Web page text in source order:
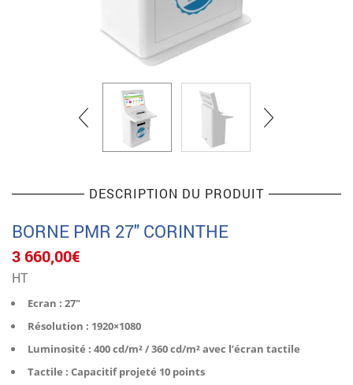
DESCRIPTION DU PRODUIT
BORNE PMR 27″ CORINTHE
3 660,00€
HT
Ecran : 27″
Résolution : 1920×1080
Luminosité : 400 cd/m² / 360 cd/m² avec l’écran tactile
Tactile : Capacitif projeté 10 points